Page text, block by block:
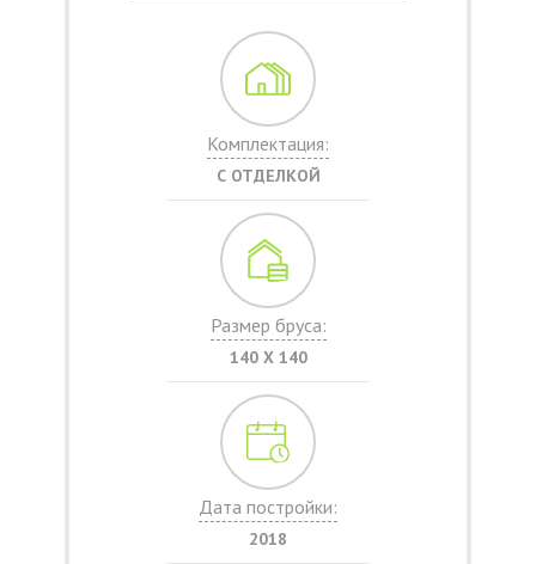
Комплектация:
С ОТДЕЛКОЙ
Размер бруса:
140 Х 140
Дата постройки:
2018